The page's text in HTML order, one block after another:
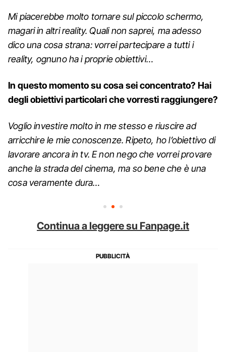
Mi piacerebbe molto tornare sul piccolo schermo,
magari in altri reality. Quali non saprei, ma adesso
dico una cosa strana: vorrei partecipare a tutti i
reality, ognuno ha i proprie obiettivi…
In questo momento su cosa sei concentrato? Hai
degli obiettivi particolari che vorresti raggiungere?
Voglio investire molto in me stesso e riuscire ad
arricchire le mie conoscenze. Ripeto, ho l’obiettivo di
lavorare ancora in tv. E non nego che vorrei provare
anche la strada del cinema, ma so bene che è una
cosa veramente dura…
Continua a leggere su Fanpage.it